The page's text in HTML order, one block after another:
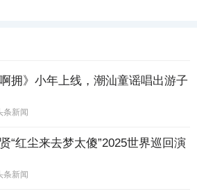
拥》小年上线，潮汕童谣唱出游子
条新闻
“红尘来去梦太傻”2025世界巡回演
条新闻